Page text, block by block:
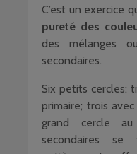
C’est un exercice
pureté des
des mélanges
secondaires.
Six petits cercles:
primaire; trois
grand cercle
secondaires